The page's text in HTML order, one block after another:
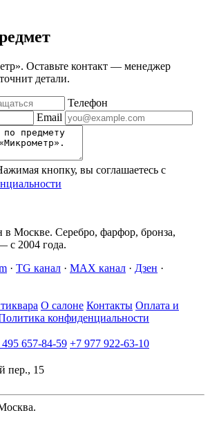
Оставьте контакт — менеджер
детали.
Телефон
Email
кнопку, вы соглашаетесь с
Москве. Серебро, фарфор, бронза,
с 2004 года.
· TG канал · MAX канал · Дзен ·
О салоне Контакты Оплата и
конфиденциальности
657-84-59 +7 977 922-63-10
пер., 15